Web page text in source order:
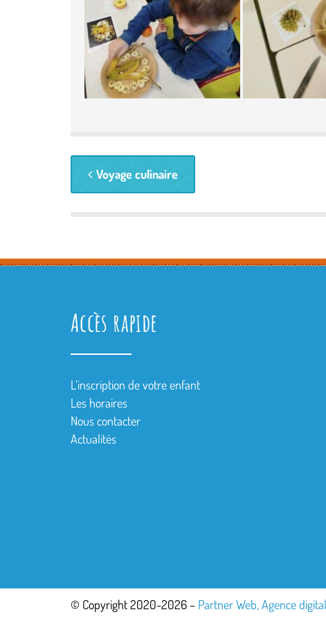
Voyage culinaire
Accès rapide
L’inscription de votre enfant
Les horaires
Nous contacter
Actualités
© Copyright 2020-2026 – Partner Web, Agence